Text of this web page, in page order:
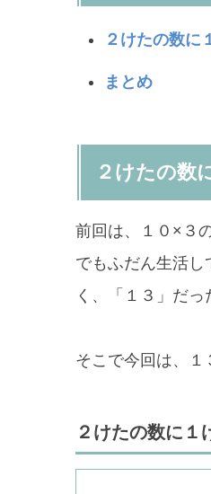
２けたの数に
まとめ
２けたの数
前回は、１０×３
でもふだん生活
く、「１３」だっ
そこで今回は、１
２けたの数に